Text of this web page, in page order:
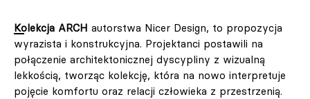
Kolekcja ARCH autorstwa Nicer Design, to propozycja
wyrazista i konstrukcyjna. Projektanci postawili na
połączenie architektonicznej dyscypliny z wizualną
lekkością, tworząc kolekcję, która na nowo interpretuje
pojęcie komfortu oraz relacji człowieka z przestrzenią.